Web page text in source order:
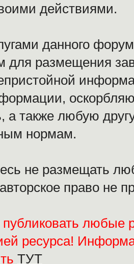
действиями.
данного
размещения
а также любую
нормам.
не размещать
право не
любые
ресурса!
ТУТ